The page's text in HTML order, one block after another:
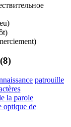
(8)
patrouille
la parole
optique de